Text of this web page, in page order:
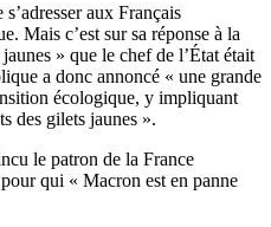
aux Français
Mais c’est sur sa réponse à la
» que le chef de l’État était
a donc annoncé « une grande
écologique, y impliquant
des gilets jaunes ».
le patron de la France
qui « Macron est en panne